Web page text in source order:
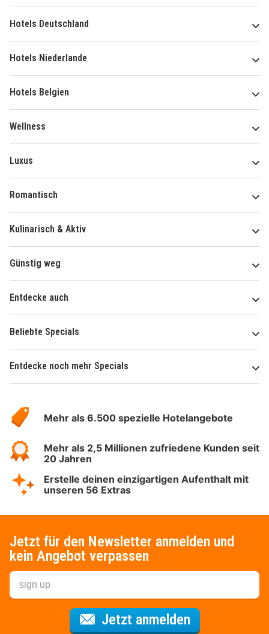
Hotels Deutschland
Hotels Niederlande
Hotels Belgien
Wellness
Luxus
Romantisch
Kulinarisch & Aktiv
Günstig weg
Entdecke auch
Beliebte Specials
Entdecke noch mehr Specials
Hotelspecials
Mehr als 6.500 spezielle Hotelangebote
Mehr als 2,5 Millionen zufriedene Kunden seit
20 Jahren
Erstelle deinen einzigartigen Aufenthalt mit
unseren 56 Extras
Jetzt für den Newsletter anmelden und
kein Angebot verpassen
Jetzt anmeldenFür den